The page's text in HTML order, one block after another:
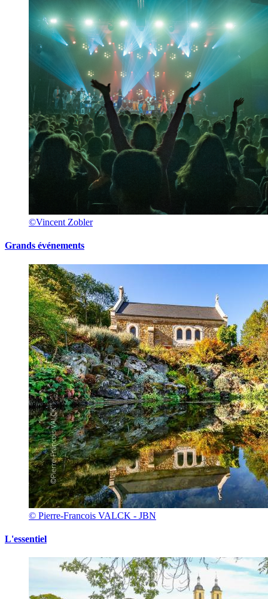
©Vincent Zobler
Grands événements
© Pierre-Francois VALCK - JBN
L'essentiel